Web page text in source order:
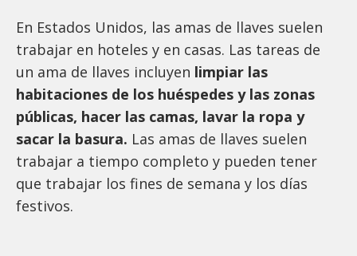
En Estados Unidos, las amas de llaves suelen
trabajar en hoteles y en casas. Las tareas de
un ama de llaves incluyen limpiar las
habitaciones de los huéspedes y las zonas
públicas, hacer las camas, lavar la ropa y
sacar la basura. Las amas de llaves suelen
trabajar a tiempo completo y pueden tener
que trabajar los fines de semana y los días
festivos.